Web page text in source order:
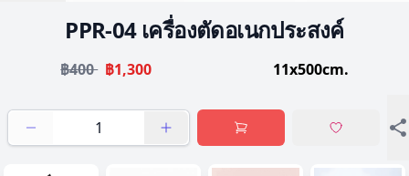
PPR-04 เครื่องตัดอเนกประสงค์
฿400 ฿1,300 11x500cm.